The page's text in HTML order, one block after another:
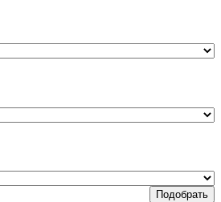
Подобрать